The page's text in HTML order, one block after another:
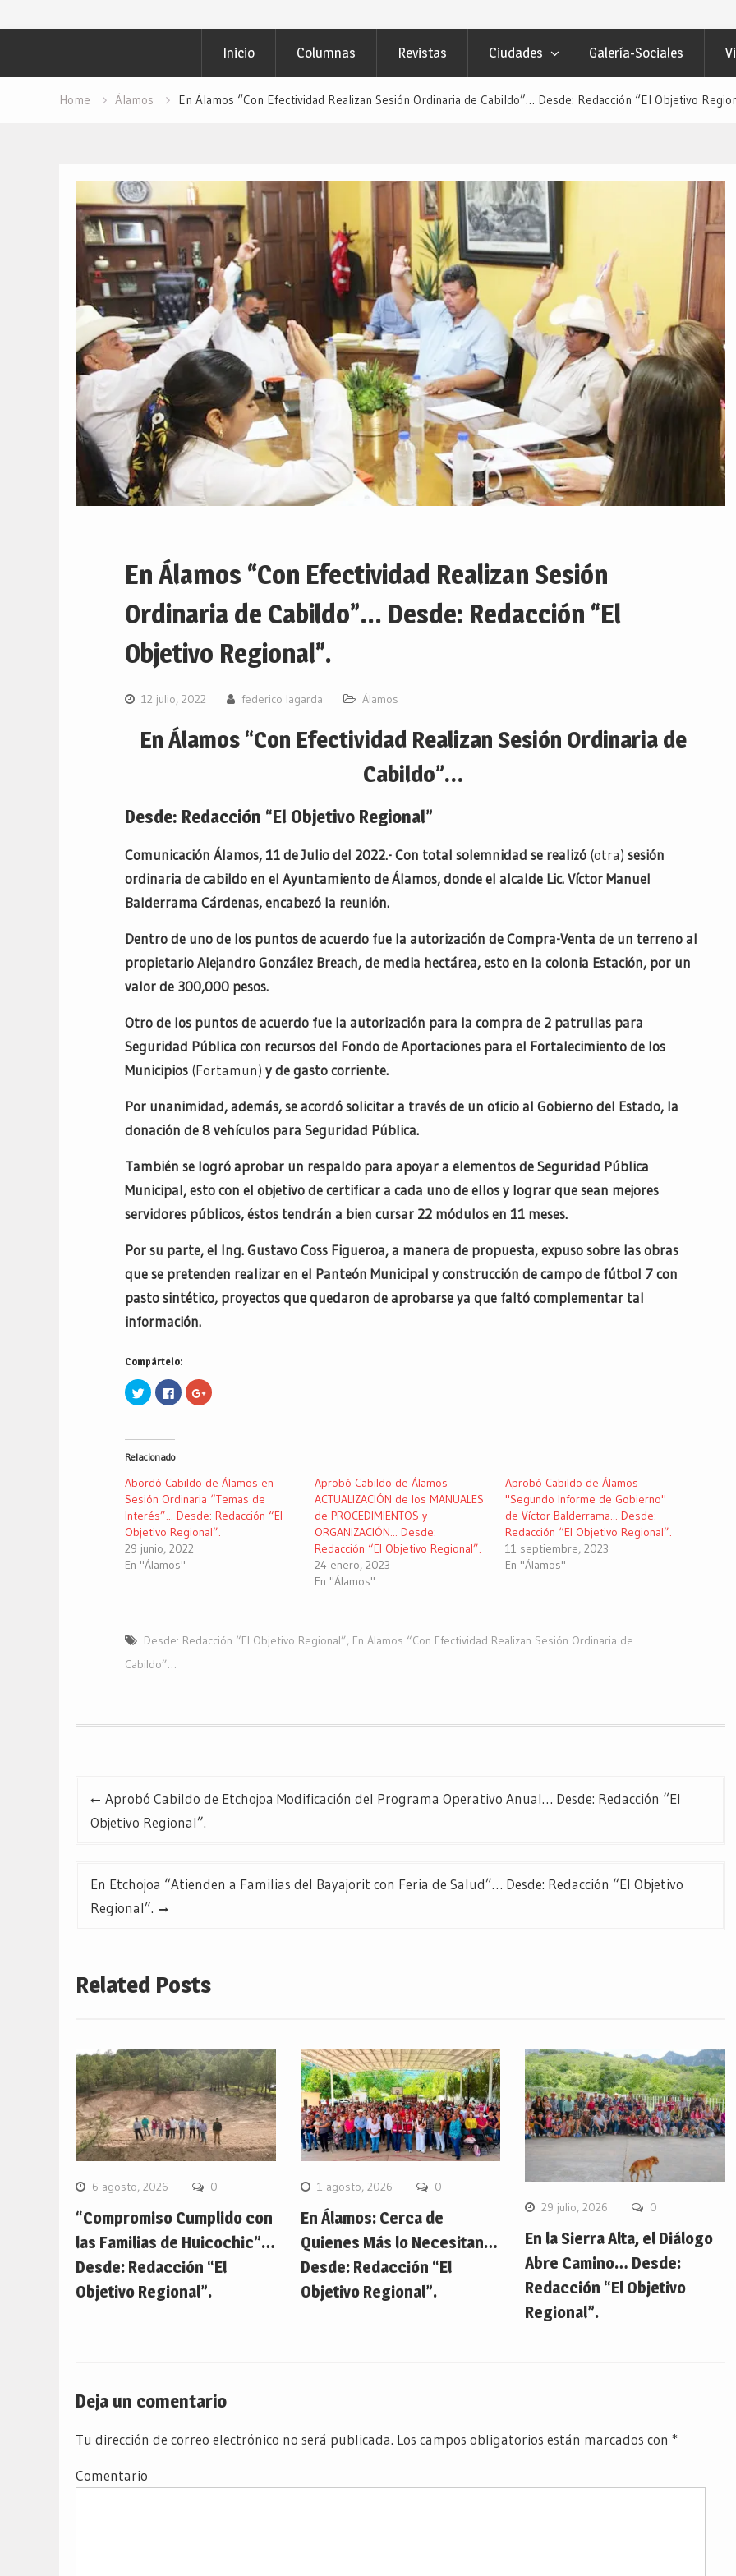
Inicio Columnas Revistas Ciudades Galería-Sociales
Home Álamos En Álamos “Con Efectividad Realizan Sesión Ordinaria de Cabildo”… Desde: Redacción “El Objetivo
En Álamos “Con Efectividad Realizan Sesión
Ordinaria de Cabildo”… Desde: Redacción “El
Objetivo Regional”.
12 julio, 2022 federico lagarda Álamos
En Álamos “Con Efectividad Realizan Sesión Ordinaria de
Cabildo”…
Desde: Redacción “El Objetivo Regional”
Comunicación Álamos, 11 de Julio del 2022.- Con total solemnidad se realizó (otra) sesión
ordinaria de cabildo en el Ayuntamiento de Álamos, donde el alcalde Lic. Víctor Manuel
Balderrama Cárdenas, encabezó la reunión.
Dentro de uno de los puntos de acuerdo fue la autorización de Compra-Venta de un terreno al
propietario Alejandro González Breach, de media hectárea, esto en la colonia Estación, por un
valor de 300,000 pesos.
Otro de los puntos de acuerdo fue la autorización para la compra de 2 patrullas para
Seguridad Pública con recursos del Fondo de Aportaciones para el Fortalecimiento de los
Municipios (Fortamun) y de gasto corriente.
Por unanimidad, además, se acordó solicitar a través de un oficio al Gobierno del Estado, la
donación de 8 vehículos para Seguridad Pública.
También se logró aprobar un respaldo para apoyar a elementos de Seguridad Pública
Municipal, esto con el objetivo de certificar a cada uno de ellos y lograr que sean mejores
servidores públicos, éstos tendrán a bien cursar 22 módulos en 11 meses.
Por su parte, el Ing. Gustavo Coss Figueroa, a manera de propuesta, expuso sobre las obras
que se pretenden realizar en el Panteón Municipal y construcción de campo de fútbol 7 con
pasto sintético, proyectos que quedaron de aprobarse ya que faltó complementar tal
información.
Compártelo:
Haz
clic
para
Twitter
abre
una
ventana
nueva)
Haz
clic
para
una
ventana
nueva)
Haz
clic
una
ventana
nueva)
Relacionado
Abordó Cabildo de Álamos en
Sesión Ordinaria “Temas de
Interés”... Desde: Redacción “El
Objetivo Regional”.
29 junio, 2022
En "Álamos"
Aprobó Cabildo de Álamos
ACTUALIZACIÓN de los MANUALES
de PROCEDIMIENTOS y
ORGANIZACIÓN... Desde:
Redacción “El Objetivo Regional”.
24 enero, 2023
En "Álamos"
Aprobó Cabildo de Álamos
"Segundo Informe de Gobierno"
de Víctor Balderrama... Desde:
Redacción “El Objetivo Regional”.
11 septiembre, 2023
En "Álamos"
Desde: Redacción “El Objetivo Regional”, En Álamos “Con Efectividad Realizan Sesión Ordinaria de
Cabildo”…
Navegación
de
Aprobó Cabildo de Etchojoa Modificación del Programa Operativo Anual… Desde: Redacción “El
Objetivo Regional”.
En Etchojoa “Atienden a Familias del Bayajorit con Feria de Salud”… Desde: Redacción “El Objetivo
Regional”.
Related Posts
6 agosto, 2026 0
“Compromiso Cumplido con
las Familias de Huicochic”…
Desde: Redacción “El
Objetivo Regional”.
1 agosto, 2026 0
En Álamos: Cerca de
Quienes Más lo Necesitan…
Desde: Redacción “El
Objetivo Regional”.
29 julio, 2026 0
En la Sierra Alta, el Diálogo
Abre Camino… Desde:
Redacción “El Objetivo
Regional”.
Deja un comentario
Tu dirección de correo electrónico no será publicada. Los campos obligatorios están marcados con *
Comentario